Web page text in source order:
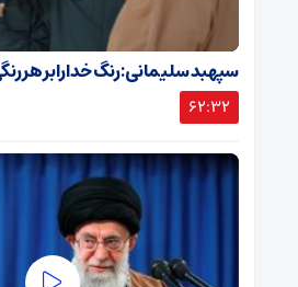
سپهبد سلیمانی: رنگ خدا را بر هر
62:32